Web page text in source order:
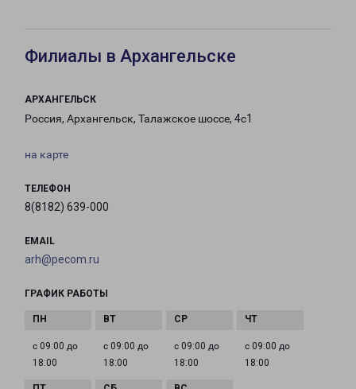
Филиалы в Архангельске
АРХАНГЕЛЬСК
Россия, Архангельск, Талажское шоссе, 4с1
на карте
ТЕЛЕФОН
8(8182) 639-000
EMAIL
arh@pecom.ru
ГРАФИК РАБОТЫ
с 09:00 до
18:00
с 09:00 до
18:00
с 09:00 до
18:00
с 09:00 до
18:00